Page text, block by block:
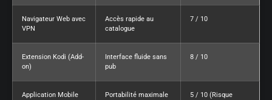
Navigateur Web avec
VPN
Accès rapide au
catalogue
7 / 10
Extension Kodi (Add-
on)
Interface fluide sans
pub
8 / 10
Application Mobile
Portabilité maximale
5 / 10 (Risque